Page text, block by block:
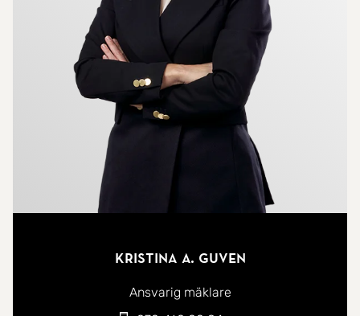
Kristina A. Guven
Ansvarig mäklare